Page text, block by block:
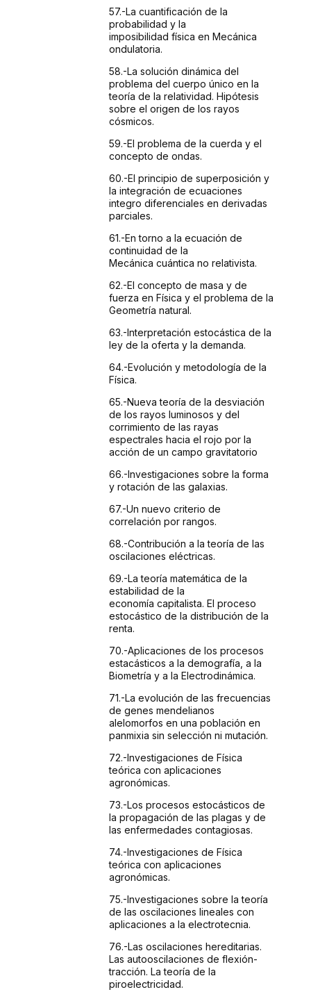
57.-La cuantificación de la
probabilidad y la
imposibilidad física en Mecánica
ondulatoria.
58.-La solución dinámica del
problema del cuerpo único en la
teoría de la relatividad. Hipótesis
sobre el origen de los rayos
cósmicos.
59.-El problema de la cuerda y el
concepto de ondas.
60.-El principio de superposición y
la integración de ecuaciones
integro diferenciales en derivadas
parciales.
61.-Entorno a la ecuación de
continuidad de la
Mecánica cuántica no relativista.
62.-El concepto de masa y de
fuerza en Física y el problema de la
Geometría natural.
63.-Interpretación estocástica de la
ley de la oferta y la demanda.
64.-Evolución y metodología de la
Física.
65.-Nuevateoría de la desviación
de los rayos luminosos y del
corrimiento de las rayas
espectrales hacia el rojo por la
acción de un campo gravitatorio
66.-Investigaciones sobre la forma
y rotación de las galaxias.
67.-Un nuevo criterio de
correlación por rangos.
68.-Contribución a la teoría de las
oscilaciones eléctricas.
69.-Lateoría matemática de la
estabilidad de la
economía capitalista. El proceso
estocástico de la distribución de la
renta.
70.-Aplicaciones de los procesos
estacásticos a la demografía, a la
Biometría y a la Electrodinámica.
71.-La evolución de las frecuencias
de genes mendelianos
alelomorfos en una población en
panmixia sin selección ni mutación.
72.-Investigaciones de Física
teórica con aplicaciones
agronómicas.
73.-Los procesos estocásticos de
la propagación de las plagas y de
las enfermedades contagiosas.
74.-Investigaciones de Física
teórica con aplicaciones
agronómicas.
75.-Investigaciones sobre la teoría
de las oscilaciones lineales con
aplicaciones a la electrotecnia.
76.-Las oscilaciones hereditarias.
Las autooscilaciones de flexión-
tracción. La teoría de la
piroelectricidad.